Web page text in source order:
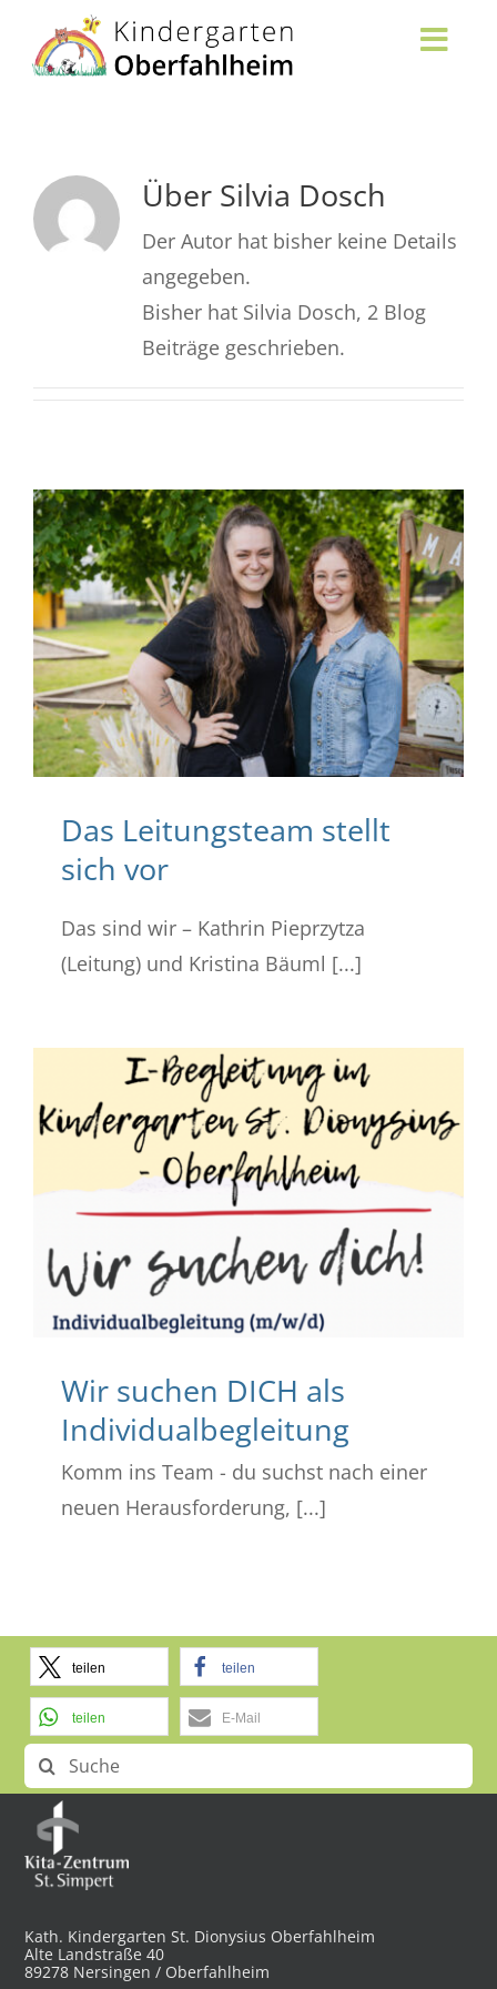
Inhalt
Infos
Jobs
Über Silvia Dosch
Der Autor hat bisher keine Details
angegeben.
Bisher hat Silvia Dosch, 2 Blog
Beiträge geschrieben.
Das Leitungsteam stellt
sich vor
Das sind wir – Kathrin Pieprzytza
(Leitung) und Kristina Bäuml [...]
Wir suchen DICH als
Individualbegleitung
Komm ins Team - du suchst nach einer
neuen Herausforderung, [...]
teilen teilen
teilen E-Mail
Suche
nach:
Kath. Kindergarten St. Dionysius Oberfahlheim
Alte Landstraße 40
89278 Nersingen / Oberfahlheim